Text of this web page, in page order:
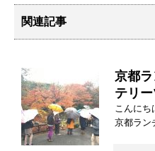
関連記事
京都
テリ
こんに
京都ラン